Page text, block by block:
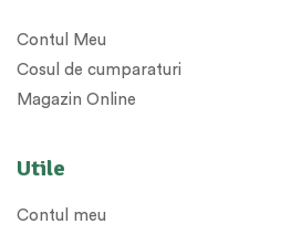
Contul Meu
Cosul de cumparaturi
Magazin Online
Utile
Contul meu